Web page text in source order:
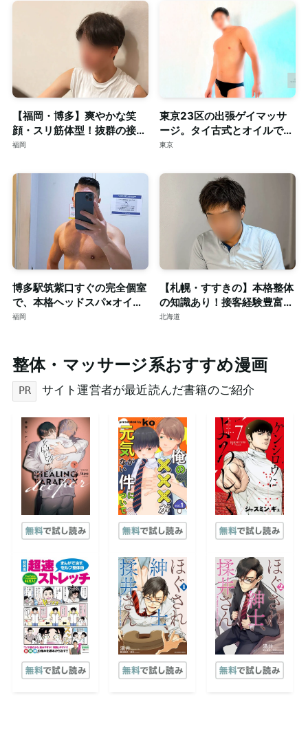
【福岡・博多】爽やかな笑
顔・スリ筋体型！抜群の接客
力も併せ持つイケメンセラピ
福岡
東京23区の出張ゲイマッサ
ージ。タイ古式とオイルで心
身を深く整える至福のリラク
東京
博多駅筑紫口すぐの完全個室
で、本格ヘッドスパ×オイル
マッサージ。ご予約はDMで
福岡
【札幌・すすきの】本格整体
の知識あり！接客経験豊富な
短髪筋トレ男子によるゲイマ
北海道
整体・マッサージ系おすすめ漫画
PR サイト運営者が最近読んだ書籍のご紹介